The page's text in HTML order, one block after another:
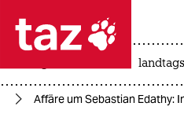
 taz zahl
taz zahl ich
Affäre um Sebastian Edathy: